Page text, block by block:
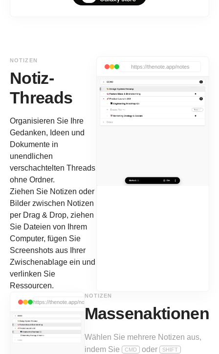
NOTIZEN
Notiz-
Threads
Organisieren Sie Ihre
Gedanken, Ideen und
Dokumente in
unendlichen
verschachtelten Threads
ohne Ordner.
Ziehen Sie Notizen oder
Bilder zwischen Notizen
per Drag & Drop, ziehen
Sie Dateien von Ihrem
Computer, fügen Sie
Screenshots aus Ihrer
Zwischenablage ein und
verlinken Sie
Ressourcen.
https://thenote.app/notes
NOTIZEN
Massenaktionen
Wählen Sie mehrere Notizen aus,
indem Sie
CMD oder SHIFT
https://thenote.app/notes